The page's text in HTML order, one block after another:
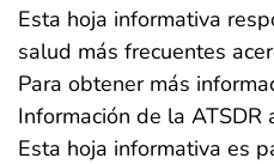
Esta hoja informativa
salud más frecuentes
Para obtener más
Información de la
Esta hoja informativa es